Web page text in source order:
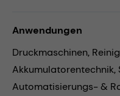
Anwendungen
Druckmaschinen,
Akkumulatorentechnik,
Automatisierungs- &